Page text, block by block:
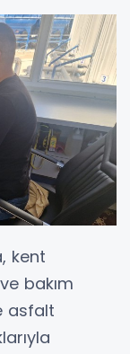
kent
bakım
asfalt